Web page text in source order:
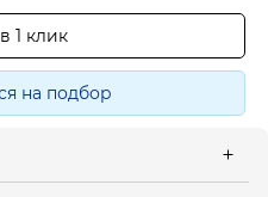
1 клик
на подбор